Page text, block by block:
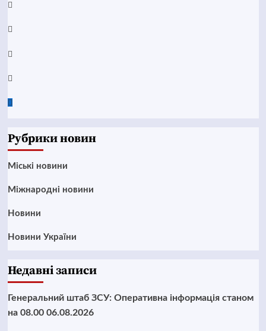
YouTube
Telegram
Instagram
Twitter
Google
Рубрики новин
Mіські новини
Міжнародні новини
Новини
Новини України
Недавні записи
Генеральний штаб ЗСУ: Оперативна інформація станом
на 08.00 06.08.2026